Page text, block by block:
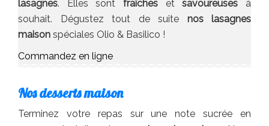
lasagnes. Elles sont fraîches etsavoureuses à
souhait. Dégustez tout de suite nos lasagnes
maison spéciales Olio & Basilico !
Commandez en ligne
Nos desserts maison
Terminez votre repas sur une note sucrée en